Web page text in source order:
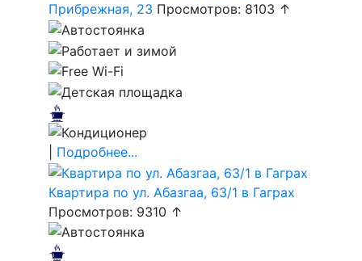
Прибрежная, 23 Просмотров: 8103 ↑
Подробнее...
Квартира по ул. Абазгаа, 63/1 в Гаграх
Просмотров: 9310 ↑